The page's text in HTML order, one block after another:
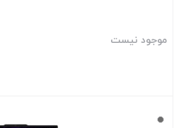
موجود نیست